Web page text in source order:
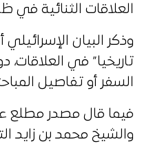
العلاقات الثنائية في
وذكر البيان الإسرائيلي
تاريخيا” في
السفر أو تفاصيل
فيما قال مصدر مطلع
والشيخ محمد بن زايد